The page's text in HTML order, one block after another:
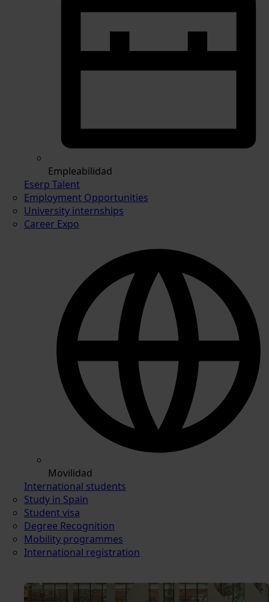
Empleabilidad
Eserp Talent
Employment Opportunities
University internships
Career Expo
Movilidad
International students
Study in Spain
Student visa
Degree Recognition
Mobility programmes
International registration